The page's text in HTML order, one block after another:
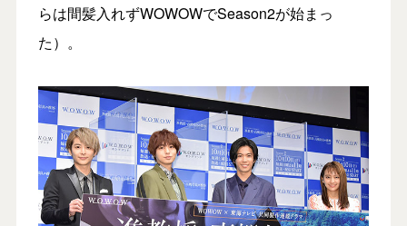
らは間髪入れずWOWOWでSeason2が始まっ
た）。